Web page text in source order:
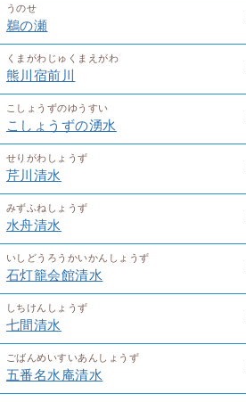
うのせ
鵜の瀬
くまがわじゅくまえがわ
熊川宿前川
こしょうずのゆうすい
こしょうずの湧水
せりがわしょうず
芹川清水
みずふねしょうず
水舟清水
いしどうろうかいかんしょうず
石灯籠会館清水
しちけんしょうず
七間清水
ごばんめいすいあんしょうず
五番名水庵清水